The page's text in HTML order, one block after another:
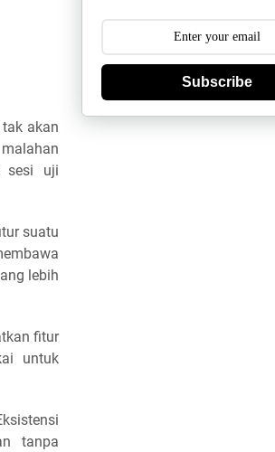
akan
sesi uji
suatu
lebih
fitur
untuk
tanpa
Subscribe